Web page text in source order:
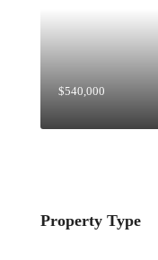
$540,000
Property Type